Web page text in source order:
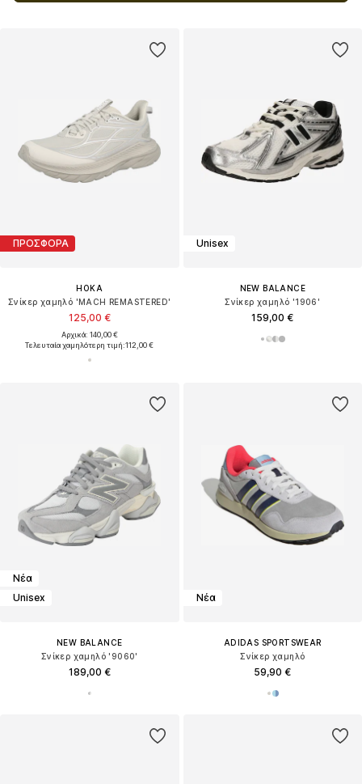
ΠΡΟΣΦΟΡΑ
HOKA
Σνίκερ χαμηλό 'MACH REMASTERED'
125,00 €
Αρχικά: 140,00 €
Τελευταία χαμηλότερη τιμή:112,00 €
Unisex
NEW BALANCE
Σνίκερ χαμηλό '1906'
159,00 €
Νέα
Unisex
NEW BALANCE
Σνίκερ χαμηλό '9060'
189,00 €
Νέα
ADIDAS SPORTSWEAR
Σνίκερ χαμηλό
59,90 €